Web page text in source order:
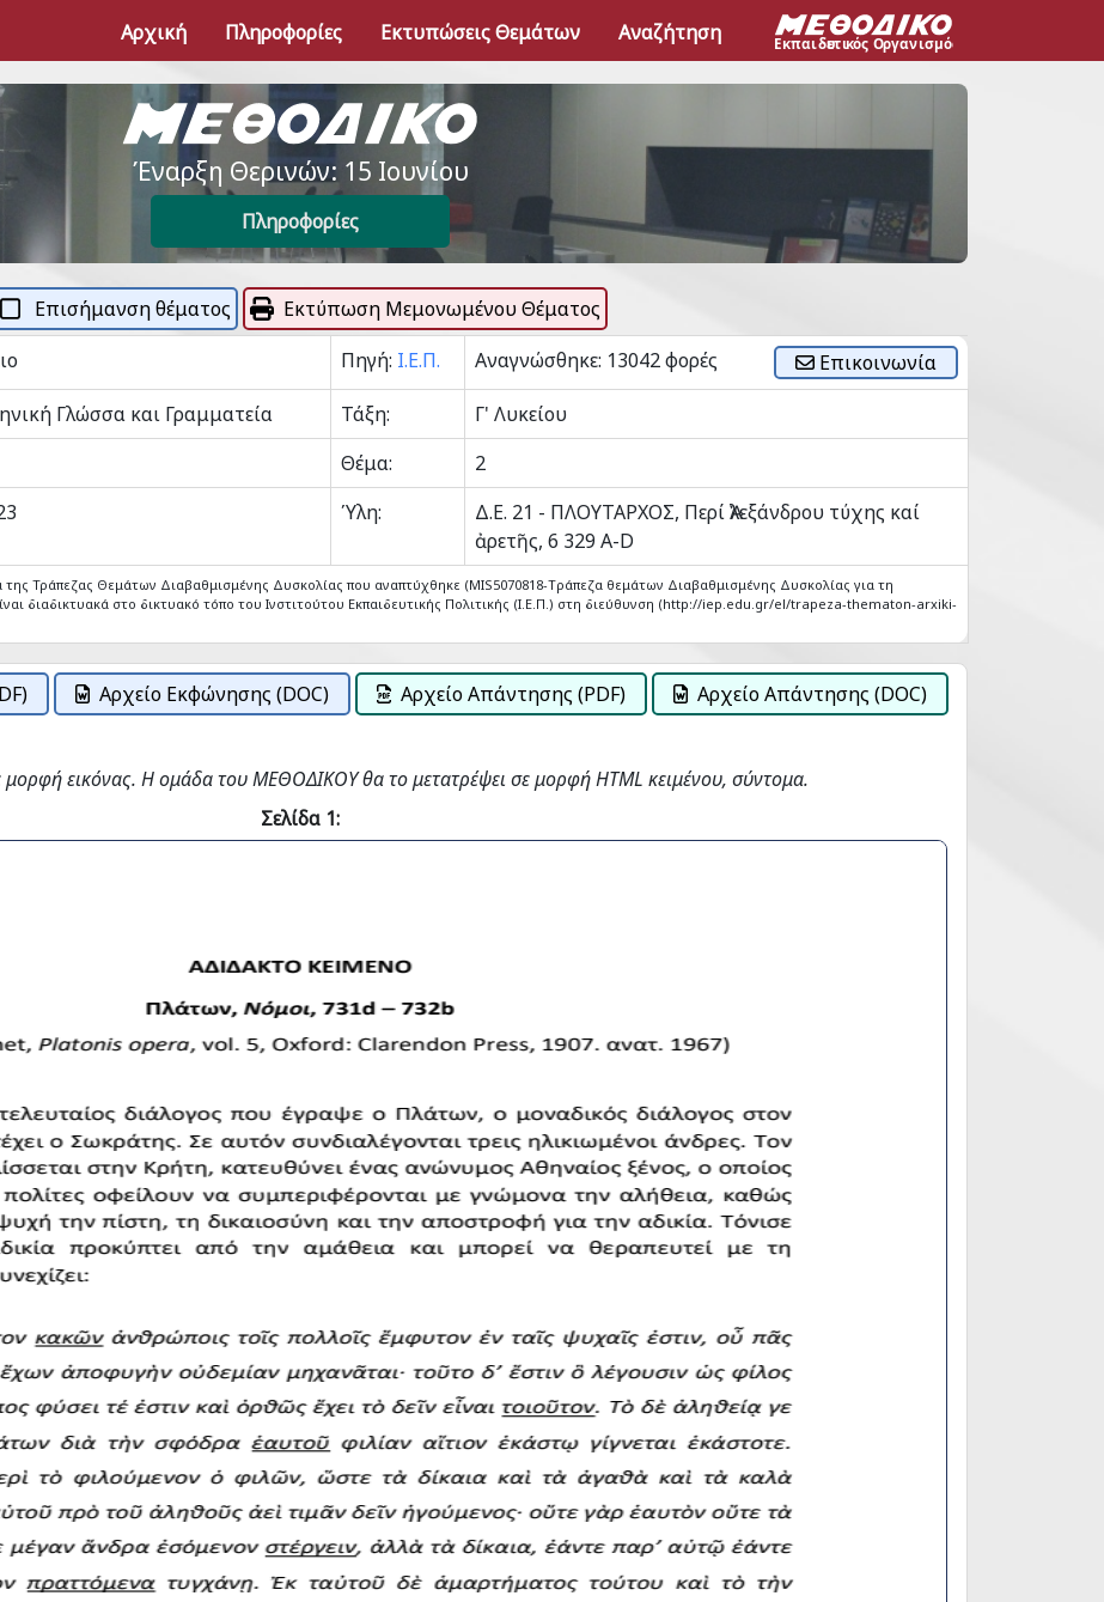
Αρχική Πληροφορίες Εκτυπώσεις Θεμάτων Αναζήτηση
Έναρξη Θερινών: 15 Ιουνίου
Πληροφορίες
Επισήμανση θέματος
Εκτύπωση Μεμονωμένου Θέματος
Πηγή: Ι.Ε.Π. Αναγνώσθηκε: 13042 φορές
Επικοινωνία
Γλώσσα και Γραμματεία Τάξη:
Γ' Λυκείου
Θέμα:
2
Ύλη:
Δ.Ε. 21 - ΠΛΟΥΤΑΡΧΟΣ, Περί Ἀλεξάνδρου τύχης καί
ἀρετῆς, 6 329 A-D
Τράπεζας Θεμάτων Διαβαθμισμένης Δυσκολίας που αναπτύχθηκε (MIS5070818-Tράπεζα θεμάτων Διαβαθμισμένης Δυσκολίας για τη
διαδικτυακά στο δικτυακό τόπο του Ινστιτούτου Εκπαιδευτικής Πολιτικής (Ι.Ε.Π.) στη διεύθυνση (http://iep.edu.gr/el/trapeza-thematon-arxiki-
Αρχείο Εκφώνησης (DOC) Αρχείο Απάντησης (PDF) Αρχείο Απάντησης (DOC)
εικόνας. Η ομάδα του ΜΕΘΟΔΙΚΟΥ θα το μετατρέψει σε μορφή HTML κειμένου, σύντομα.
Σελίδα 1: